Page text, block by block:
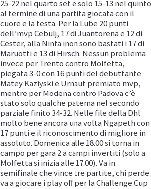
25-22 nel quarto set e solo 15-13 nel quinto
al termine di una partita giocata con il
cuore e la testa. Per la Lube 20 punti
dell’mvp Cebulj, 17 di Juantorena e 12 di
Cester, alla Ninfa inon sono bastati i 17 di
Maruotti e 13 di Hirsch. Nessun problema
invece per Trento contro Molfetta,
piegata 3-0 con 16 punti del debuttante
Matey Kaziyski e Urnaut premiato mvp,
mentre per Modena contro Padova c’è
stato solo qualche patema nel secondo
parziale finito 34-32. Nelle file della Dhl
molto bene ancora una volta Ngapeth con
17 punti e il riconoscimento di migliore in
assoluto. Domenica alle 18.00 si torna in
campo per gara 2 a campi invertiti (solo a
Molfetta si inizia alle 17.00). Va in
semifinale che vince tre partite, chi perde
va a giocare i play off per la Challenge Cup